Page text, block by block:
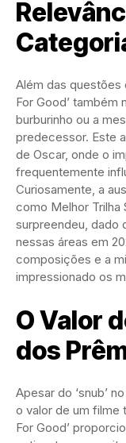
Além das questões
For Good’ também
burburinho ou a
predecessor. Este
de Oscar, onde o
frequentemente
Curiosamente, a
como Melhor Trilha
surpreendeu, dado
nessas áreas em
composições e a
impressionado os
O Valor
dos
Apesar do ‘snub’
o valor de um filme
For Good’